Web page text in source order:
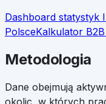
Dashboard statystyk
PolsceKalkulator
Metodologia
Dane obejmują
okolic, w których